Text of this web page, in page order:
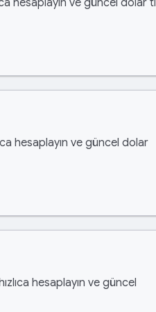
hesaplayın ve güncel dolar tl
hesaplayın ve güncel dolar
hesaplayın ve güncel